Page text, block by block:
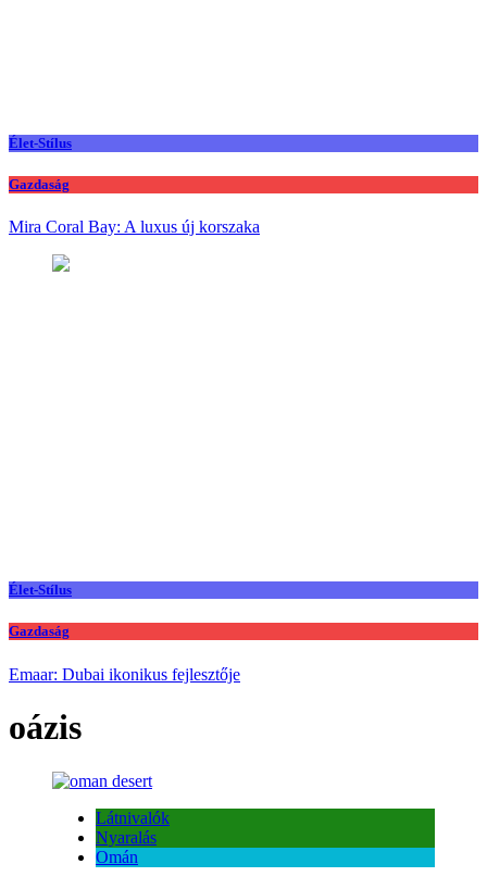
Élet-Stílus
Gazdaság
Mira Coral Bay: A luxus új korszaka
Élet-Stílus
Gazdaság
Emaar: Dubai ikonikus fejlesztője
oázis
Látnivalók
Nyaralás
Omán